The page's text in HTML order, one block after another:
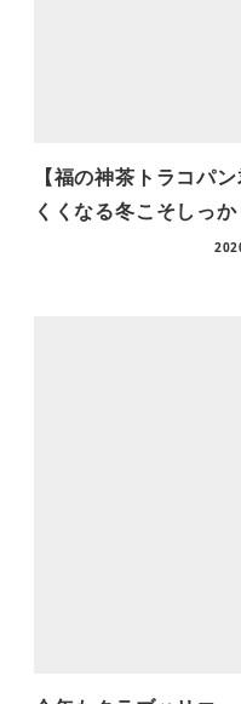
【福の神茶トラコパ
くくなる冬こそしっ